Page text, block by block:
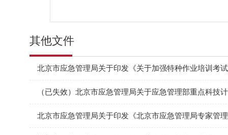
其他文件
北京市应急管理局关于印发《关于加强特种作业培训考
（已失效）北京市应急管理局关于应急管理部重点科技